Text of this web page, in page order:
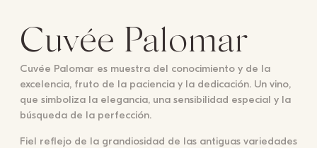
Cuvée Palomar
Cuvée Palomar es muestra del conocimiento y de la
excelencia, fruto de la paciencia y la dedicación. Un vino,
que simboliza la elegancia, una sensibilidad especial y la
búsqueda de la perfección.
Fiel reflejo de la grandiosidad de las antiguas variedades